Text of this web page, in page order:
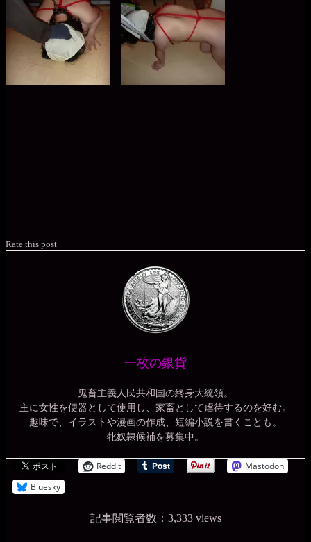
Rate this post
一枚の銀貨
鬼畜主義人民共和国の終身大統領。
主に女性を便器として使用し、家畜として虐待するのを好む。
趣味で、イラストや漫画の作成、短編小説を書くことも。
牝奴隷候補を募集中。
Reddit
Mastodon
Bluesky
記事閲覧者数：3,333 views